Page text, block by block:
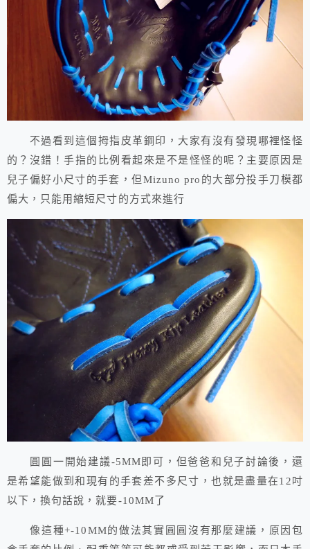
不過看到這個拇指皮革鋼印，大家有沒有發現哪裡怪怪
的？沒錯！手指的比例看起來是不是怪怪的呢？主要原因是
兒子偏好小尺寸的手套，但Mizuno pro的大部分投手刀模都
偏大，只能用縮短尺寸的方式來進行
圓圓一開始建議-5MM即可，但爸爸和兒子討論後，還
是希望能做到和現有的手套差不多尺寸，也就是盡量在12吋
以下，換句話說，就要-10MM了
像這種+-10MM的做法其實圓圓沒有那麼建議，原因包